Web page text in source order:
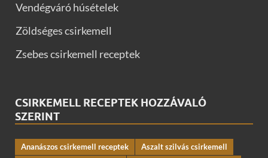
Vendégváró húsételek
Zöldséges csirkemell
Zsebes csirkemell receptek
CSIRKEMELL RECEPTEK HOZZÁVALÓ
SZERINT
Ananászos csirkemell receptek
Aszalt szilvás csirkemell